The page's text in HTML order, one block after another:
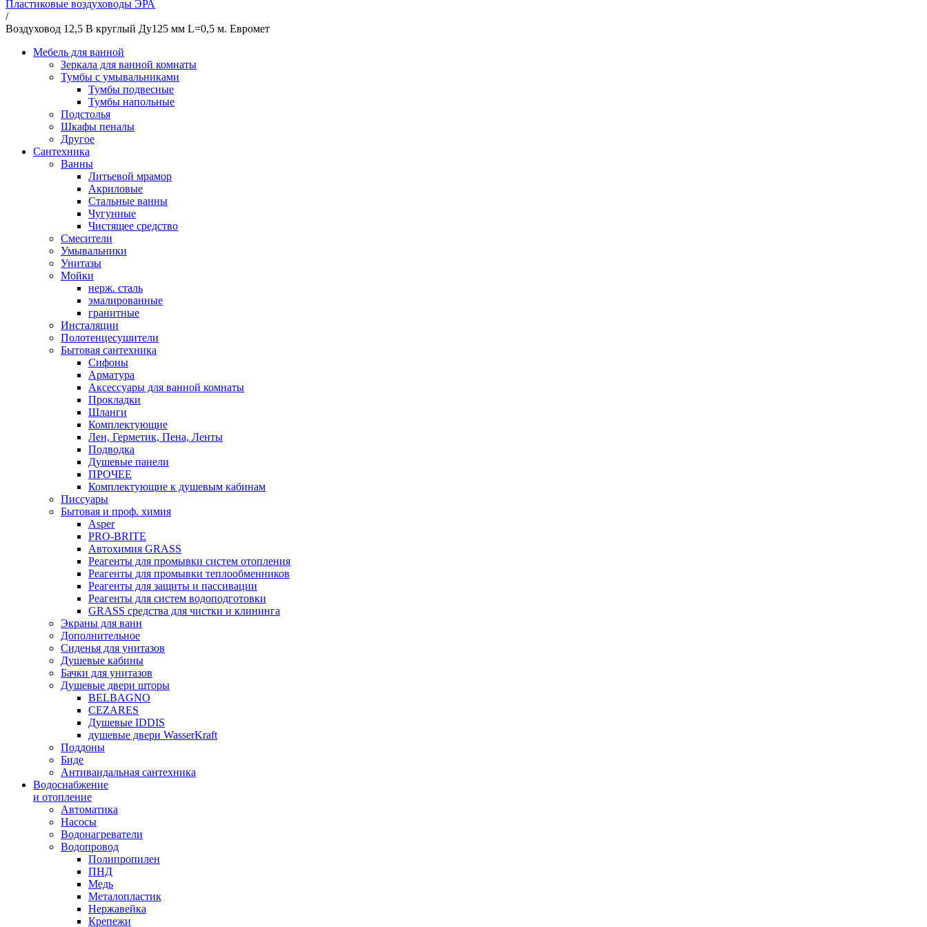
Пластиковые воздуховоды ЭРА
/
Воздуховод 12,5 В круглый Ду125 мм L=0,5 м. Евромет
Мебель для ванной
Зеркала для ванной комнаты
Тумбы с умывальниками
Тумбы подвесные
Тумбы напольные
Подстолья
Шкафы пеналы
Другое
Сантехника
Ванны
Литьевой мрамор
Акриловые
Стальные ванны
Чугунные
Чистящее средство
Смесители
Умывальники
Унитазы
Мойки
нерж. сталь
эмалированные
гранитные
Инсталяции
Полотенцесушители
Бытовая сантехника
Сифоны
Арматура
Аксессуары для ванной комнаты
Прокладки
Шланги
Комплектующие
Лен, Герметик, Пена, Ленты
Подводка
Душевые панели
ПРОЧЕЕ
Комплектующие к душевым кабинам
Писсуары
Бытовая и проф. химия
Asper
PRO-BRITE
Автохимия GRASS
Реагенты для промывки систем отопления
Реагенты для промывки теплообменников
Реагенты для защиты и пассивации
Реагенты для систем водоподготовки
GRASS средства для чистки и клининга
Экраны для ванн
Дополнительное
Сиденья для унитазов
Душевые кабины
Бачки для унитазов
Душевые двери шторы
BELBAGNO
CEZARES
Душевые IDDIS
душевые двери WasserKraft
Поддоны
Биде
Антивандальная сантехника
Водоснабжение
и отопление
Автоматика
Насосы
Водонагреватели
Водопровод
Полипропилен
ПНД
Медь
Металопластик
Нержавейка
Крепежи